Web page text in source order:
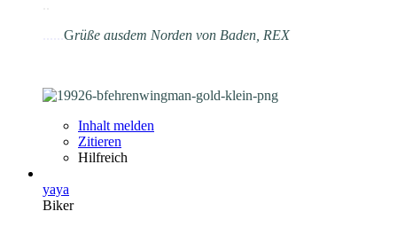
Grüße ausdem Norden von Baden, REX
Inhalt melden
Zitieren
Hilfreich
yaya
Biker